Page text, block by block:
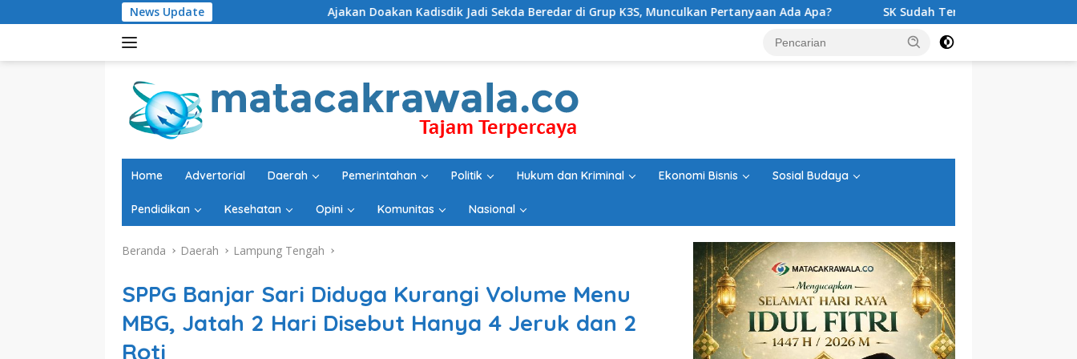
ke
News UpdateAjakan Doakan Kadisdik Jadi Sekda Beredar di Grup K3S, Munculkan Pertanyaan Ada Apa? SK Sudah Terbit, Baru Digelar Voting K3S? Agenda
Home Advertorial Daerah Pemerintahan Politik Hukum dan Kriminal Ekonomi Bisnis Sosial Budaya
Pendidikan Kesehatan Opini Komunitas Nasional
Beranda Daerah Lampung Tengah
SPPG Banjar Sari Diduga Kurangi Volume Menu
MBG, Jatah 2 Hari Disebut Hanya 4 Jeruk dan 2
Roti